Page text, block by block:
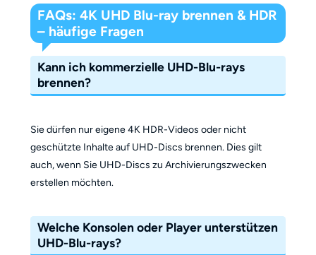
FAQs: 4K UHD Blu-ray brennen & HDR
– häufige Fragen
Kann ich kommerzielle UHD-Blu-rays
brennen?
Sie dürfen nur eigene 4K HDR-Videos oder nicht
geschützte Inhalte auf UHD-Discs brennen. Dies gilt
auch, wenn Sie UHD-Discs zu Archivierungszwecken
erstellen möchten.
Welche Konsolen oder Player unterstützen
UHD-Blu-rays?